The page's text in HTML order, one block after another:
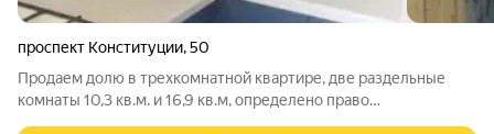
проспект Конституции,50
Продаем долю в трехкомнатной квартире, две раздельные
комнаты 10,3 кв.м. и 16,9 кв.м, определено право